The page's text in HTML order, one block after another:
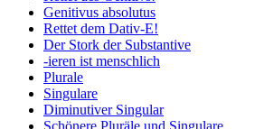
Genitivus absolutus
Rettet dem Dativ-E!
Der Stork der Substantive
-ieren ist menschlich
Plurale
Singulare
Diminutiver Singular